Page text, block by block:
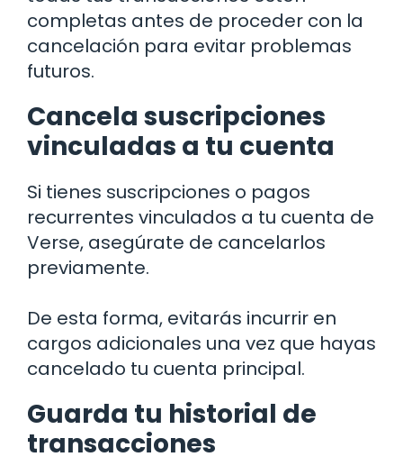
completas antes de proceder con la
cancelación para evitar problemas
futuros.
Cancela suscripciones
vinculadas a tu cuenta
Si tienes suscripciones o pagos
recurrentes vinculados a tu cuenta de
Verse, asegúrate de cancelarlos
previamente.
De esta forma, evitarás incurrir en
cargos adicionales una vez que hayas
cancelado tu cuenta principal.
Guarda tu historial de
transacciones